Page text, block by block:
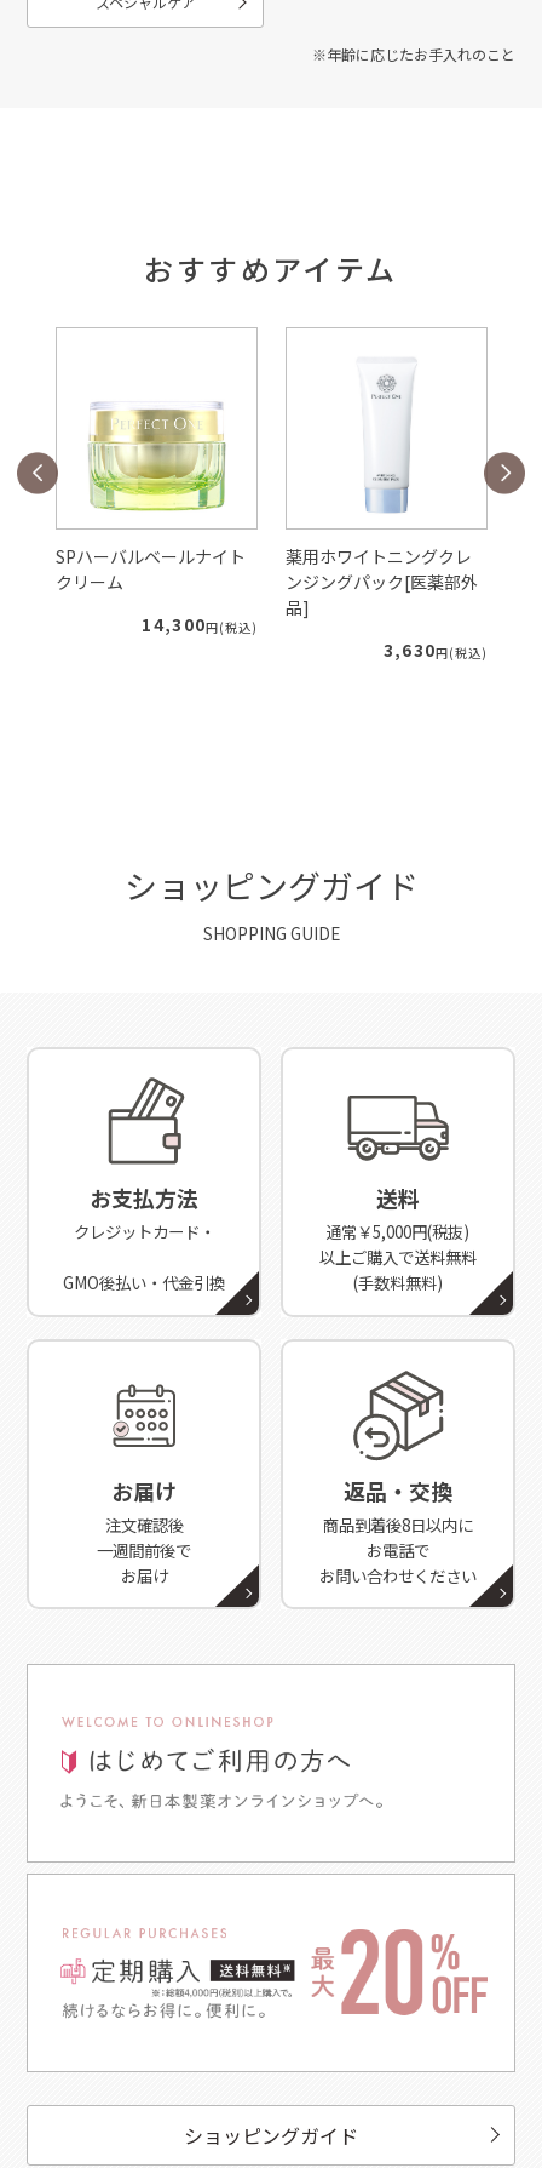
※年齢に応じたお手入れのこと
おすすめアイテム
SPハーバルベールナイト
クリーム
14,300円(税込)
薬用ホワイトニングクレ
ンジングパック[医薬部外
品]
3,630円(税込)
ショッピングガイド
SHOPPING GUIDE
お支払方法
クレジットカード・
GMO後払い・代金引換
送料
通常￥5,000円(税抜)
以上ご購入で送料無料
(手数料無料)
お届け
注文確認後
一週間前後で
お届け
返品・交換
商品到着後8日以内に
お電話で
お問い合わせください
ショッピングガイド